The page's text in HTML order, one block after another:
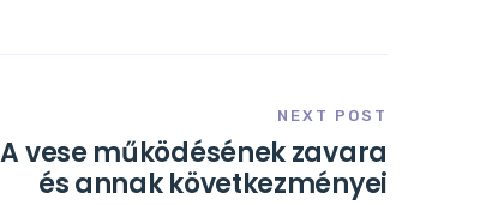
NEXT POST
vese működésének zavara
és annak következményei